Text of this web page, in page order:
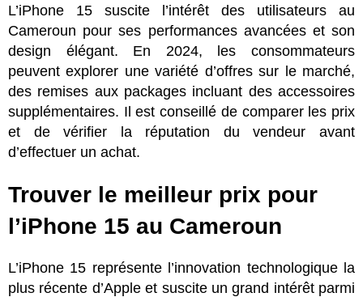
L’iPhone 15 suscite l’intérêt des utilisateurs au
Cameroun pour ses performances avancées et son
design élégant. En 2024, les consommateurs
peuvent explorer une variété d’offres sur le marché,
des remises aux packages incluant des accessoires
supplémentaires. Il est conseillé de comparer les prix
et de vérifier la réputation du vendeur avant
d’effectuer un achat.
Trouver le meilleur prix pour
l’iPhone 15 au Cameroun
L’iPhone 15 représente l’innovation technologique la
plus récente d’Apple et suscite un grand intérêt parmi